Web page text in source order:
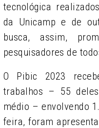
tecnológica
da Unicamp e de
busca, assim,
pesquisadores de
O Pibic 2023
trabalhos – 55
médio – envolvendo
feira, foram